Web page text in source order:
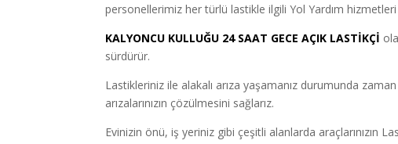
personellerimiz her türlü lastikle ilgili Yol Yardım
KALYONCU KULLUĞU 24 SAAT GECE AÇIK LASTİKÇİ
sürdürür.
Lastikleriniz ile alakalı arıza yaşamanız durumunda
arızalarınızın çözülmesini sağlarız.
Evinizin önü, iş yeriniz gibi çeşitli alanlarda araçlarınızın